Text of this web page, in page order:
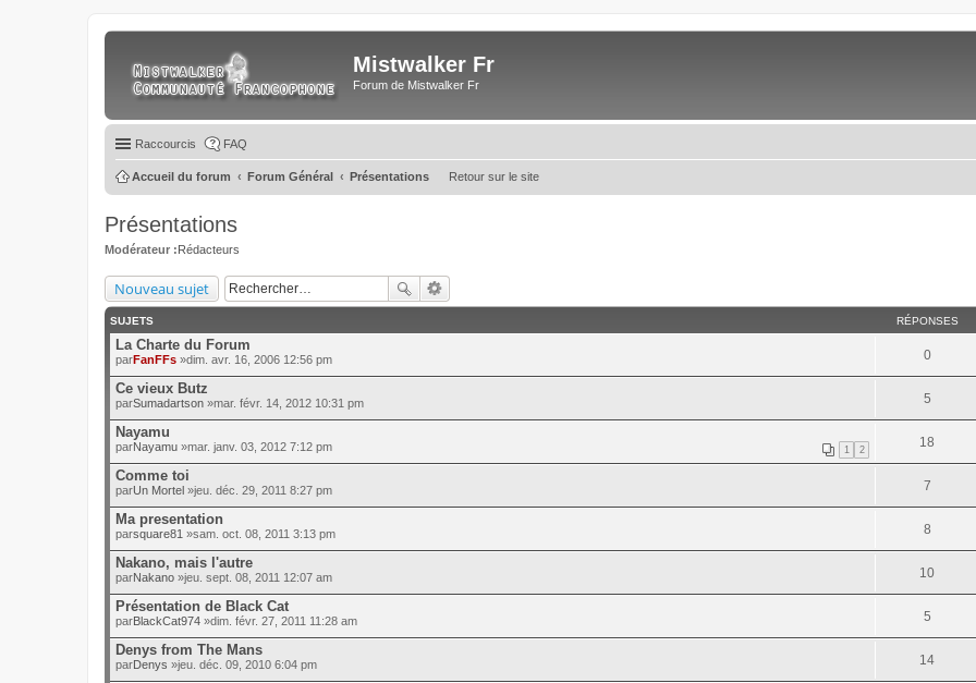
Mistwalker Fr
Forum de Mistwalker Fr
Raccourcis FAQ
Retour sur le site
Accueil du forum Forum Général Présentations
Présentations
Modérateur :Rédacteurs
Nouveau sujet
SUJETS RÉPONSES
La Charte du Forum
parFanFFs »dim. avr. 16, 2006 12:56 pm 0
Ce vieux Butz
parSumadartson »mar. févr. 14, 2012 10:31 pm 5
Nayamu
1 2
parNayamu »mar. janv. 03, 2012 7:12 pm 18
Comme toi
parUn Mortel »jeu. déc. 29, 2011 8:27 pm 7
Ma presentation
parsquare81 »sam. oct. 08, 2011 3:13 pm 8
Nakano, mais l'autre
parNakano »jeu. sept. 08, 2011 12:07 am 10
Présentation de Black Cat
parBlackCat974 »dim. févr. 27, 2011 11:28 am 5
Denys from The Mans
parDenys »jeu. déc. 09, 2010 6:04 pm 14